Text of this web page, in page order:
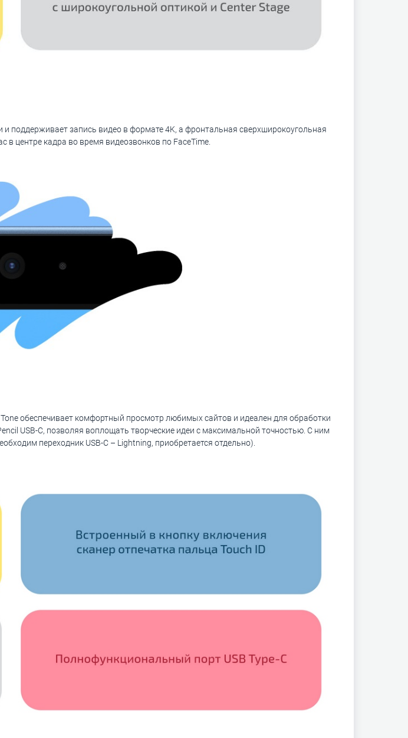
поддерживает запись видео в формате 4K, а фронтальная сверхширокоугольная
в центре кадра во время видеозвонков по FaceTime.
обеспечивает комфортный просмотр любимых сайтов и идеален для обработки
USB-C, позволяя воплощать творческие идеи с максимальной точностью. С ним
переходник USB-C – Lightning, приобретается отдельно).